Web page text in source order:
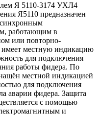
Я 5110-3174 УХЛ4
Я5110 предназначен
работающим в
или повторно-
местную индикацию
для подключения
работы фидера. По
местной индикацией
для подключения
аварии фидера. Защита
с помощью
и